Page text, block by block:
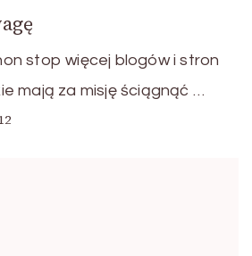
stop więcej blogów i stron
mają za misję ściągnąć …